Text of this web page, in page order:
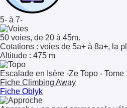
5- à 7-
50 voies, de 20 à 45m.
Cotations : voies de 5a+ à 8a+, la
Altitude : 475 m
Escalade en Isère -Ze Topo - Tome
Fiche Climbing Away
Fiche Oblyk